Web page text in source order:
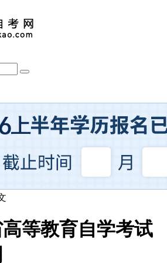
等教育自学考试